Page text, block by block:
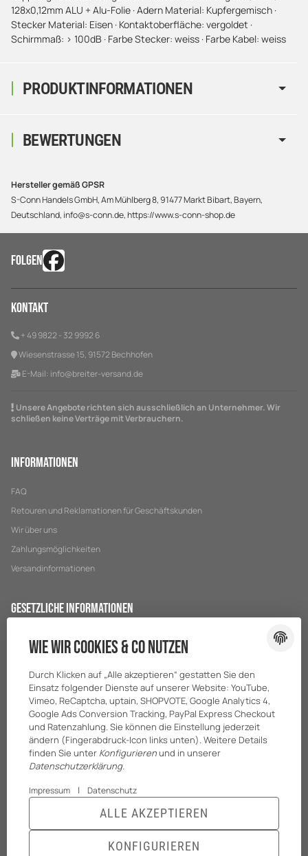
PRODUKTINFORMATIONEN
128x0,12mm ALU + Alu-Folie · Adern Material: Kupfergemisch ·
Stecker Material: Eisen · Kontaktoberfläche: vergoldet ·
Schirmmaß: > 100dB · Farbe Stecker: weiss · Farbe Kabel: weiss
BEWERTUNGEN
Hersteller gemäß GPSR
S-Conn Handels GmbH, Am Mühlberg 8, 91477 Markt Bibart, Bayern,
Deutschland, info@s-conn.de, https://www.s-conn-shop.de
FOLGEN
Kontakt
+ 49 9822 - 32 9992 6
Wiesenstrasse 15, 91572 Bechhofen
E-Mail: info@breiter-versand.de
Unsere Angebote richten sich ausschließlich an Unternehmer. Wir
schließen keine Verträge mit Verbrauchern.
Informationen
FAQ
Retouren und Reklamationen für Geschäftskunden
Wir über uns
Zahlungsmöglichkeiten
Versandinformationen
Gesetzliche Informationen
Sitemap
Impressum
Batteriegesetzhinweise
* Alle Preise zzgl. gesetzlicher USt., zzgl.
Wie wir Cookies & Co nutzen
Durch Klicken auf „Alle akzeptieren“ gestatten Sie den
Einsatz folgender Dienste auf unserer Website: YouTube,
Vimeo, ReCaptcha, uptain, SHOPVOTE, Google Analytics 4,
Google Ads Conversion Tracking, PayPal Express Checkout
und Ratenzahlung. Sie können die Einstellung jederzeit
ändern (Fingerabdruck-Icon links unten). Weitere Details
finden Sie unter Konfigurierenund in unserer
Datenschutzerklärung.
Impressum | Datenschutz
KONFIGURIEREN
ALLE AKZEPTIEREN